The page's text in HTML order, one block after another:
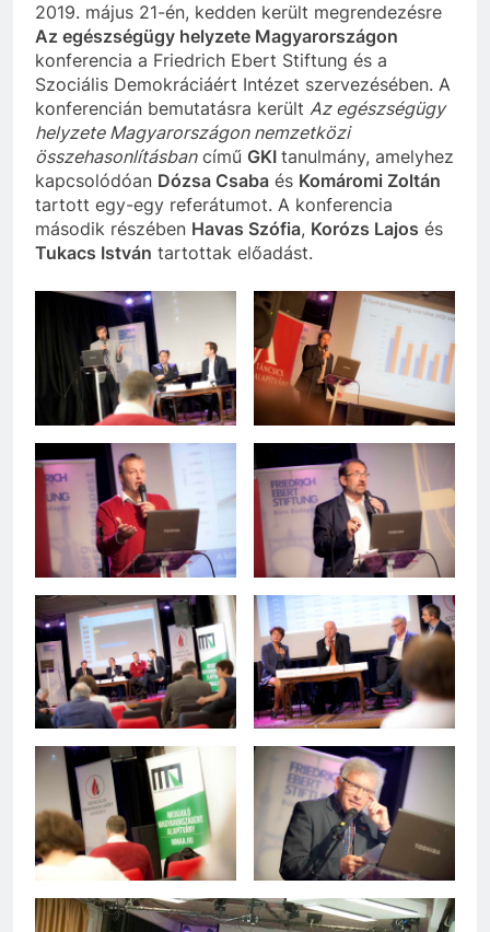
2019. május 21-én, kedden került megrendezésre
Az egészségügy helyzete Magyarországon
konferencia a Friedrich Ebert Stiftung és a
Szociális Demokráciáért Intézet szervezésében. A
konferencián bemutatásra került Az egészségügy
helyzete Magyarországon nemzetközi
összehasonlításbancímű GKI tanulmány, amelyhez
kapcsolódóan Dózsa Csaba és Komáromi Zoltán
tartott egy-egy referátumot. A konferencia
második részében Havas Szófia, Korózs Lajos és
Tukacs István tartottak előadást.